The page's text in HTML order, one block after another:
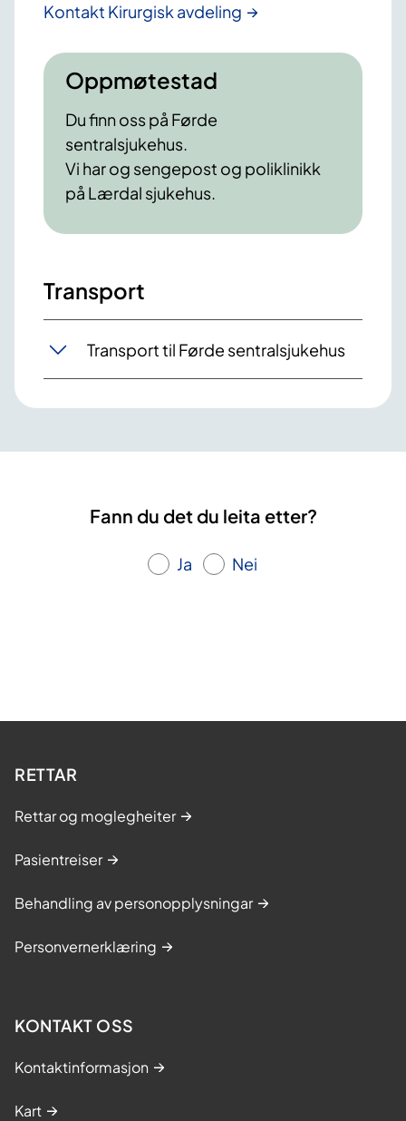
Kontakt Kirurgisk avdeling
Oppmøtestad
Du finn oss på Førde
sentralsjukehus.
Vi har og sengepost og poliklinikk
på Lærdal sjukehus.
Transport
Transport til Førde sentralsjukehus
Fann du det du leita etter?
Ja Nei
RETTAR
Rettar og moglegheiter
Pasientreiser
Behandling av personopplysningar
Personvernerklæring
KONTAKT OSS
Kontaktinformasjon
Kart